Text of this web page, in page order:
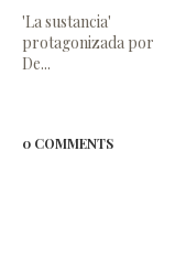
'La sustancia'
protagonizada por
De...
0 COMMENTS